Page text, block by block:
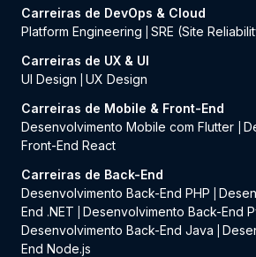
Carreiras de DevOps & Cloud
Platform Engineering
SRE (Site
Carreiras de UX & UI
UI Design
UX Design
Carreiras de Mobile & Front-End
Desenvolvimento Mobile com Flutter
Front-End React
Carreiras de Back-End
Desenvolvimento Back-End PHP
End .NET
Desenvolvimento Back-End
Desenvolvimento Back-End Java
End Node.js